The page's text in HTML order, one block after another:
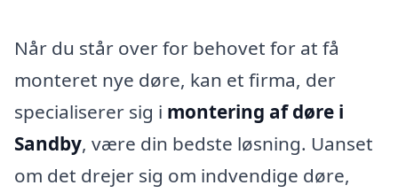
Når du står over for behovet for at få
monteret nye døre, kan et firma, der
specialiserer sig i montering af døre i
Sandby, være din bedste løsning. Uanset
om det drejer sig om indvendige døre,